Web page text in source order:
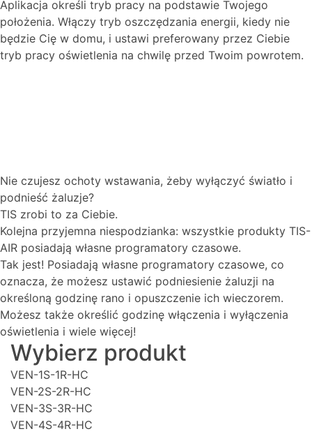
Aplikacja określi tryb pracy na podstawie Twojego
położenia. Włączy tryb oszczędzania energii, kiedy nie
będzie Cię w domu, i ustawi preferowany przez Ciebie
tryb pracy oświetlenia na chwilę przed Twoim powrotem.
Nie czujesz ochoty wstawania, żeby wyłączyć światło i
podnieść żaluzje?
TIS zrobi to za Ciebie.
Kolejna przyjemna niespodzianka: wszystkie produkty TIS-
AIR posiadają własne programatory czasowe.
Tak jest! Posiadają własne programatory czasowe, co
oznacza, że możesz ustawić podniesienie żaluzji na
określoną godzinę rano i opuszczenie ich wieczorem.
Możesz także określić godzinę włączenia i wyłączenia
oświetlenia i wiele więcej!
Wybierz produkt
VEN-1S-1R-HC
VEN-2S-2R-HC
VEN-3S-3R-HC
VEN-4S-4R-HC